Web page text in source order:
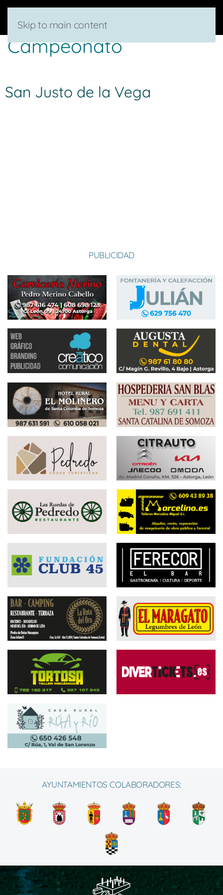
Skip to main content
Campeonato
San Justo de la Vega
PUBLICIDAD
AYUNTAMIENTOS COLABORADORES: